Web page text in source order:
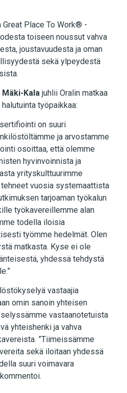
Great Place To Work® -
toiseen noussut vahva
joustavuudesta ja oman
sekä ylpeydestä
Kala juhlii Oralin matkaa
työpaikkaa:
on suuri
ja arvostamme
osoittaa, että olemme
hyvinvoinnista ja
yrityskulttuurimme
vuosia systemaattista
tarjoaman työkalun
työkavereillemme alan
todella iloisia
työmme hedelmät. Olen
matkasta. Kyse ei ole
yhdessä tehdystä
vastaajia
omin sanoin yhteisen
vastaanotetuista
yhteishenki ja vahva
”Tiimeissämme
sekä iloitaan yhdessä
suuri voimavara